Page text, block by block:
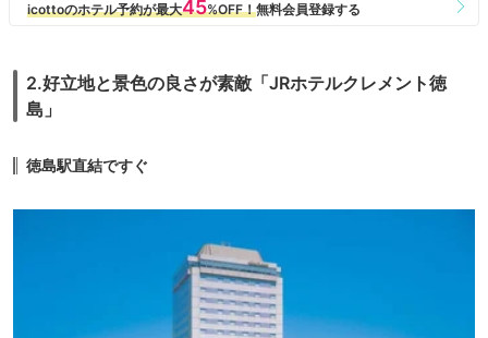
2.好立地と景色の良さが素敵「JRホテルクレメント徳
島」
徳島駅直結ですぐ